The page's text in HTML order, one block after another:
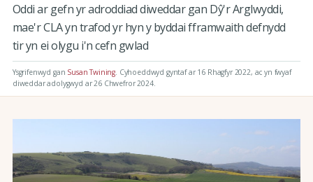
Oddi ar gefn yr adroddiad diweddar gan Dŷ'r Arglwyddi,
mae'r CLA yn trafod yr hyn y byddai fframwaith defnydd
tir yn ei olygu i'n cefn gwlad
Ysgrifenwyd gan Susan Twining. Cyhoeddwyd gyntaf ar 16 Rhagfyr 2022, ac yn fwyaf
diweddar adolygwyd ar 26 Chwefror 2024.